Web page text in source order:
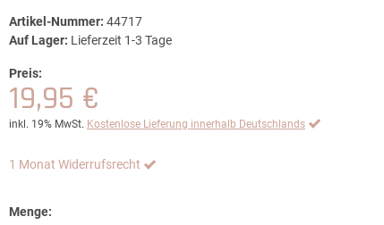
Artikel-Nummer: 44717
Auf Lager: Lieferzeit 1-3 Tage
Preis:
19,95 €
inkl. 19% MwSt. Kostenlose Lieferung innerhalb Deutschlands
1 Monat Widerrufsrecht
Menge: